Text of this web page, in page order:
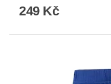
249 Kč